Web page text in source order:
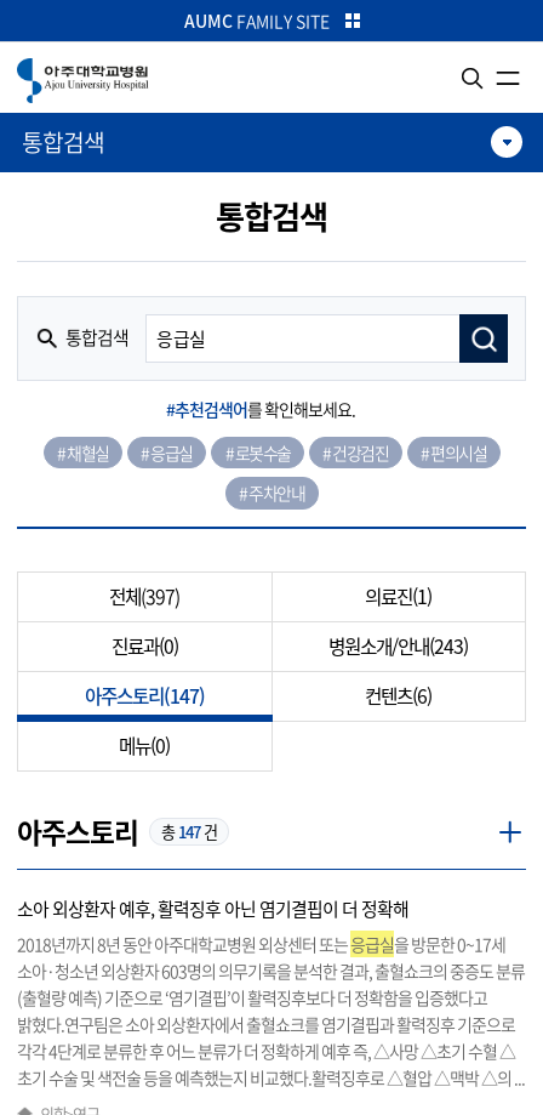
본문으로 가기
주메뉴로 가기
카피라이트로 가기
AUMCFAMILY SITE
통합검색
통합검색
통합검색
#추천검색어를 확인해보세요.
# 채혈실
# 응급실 # 로봇수술 # 건강검진
# 편의시설
# 주차안내
전체(397)
의료진(1)
진료과(0)
병원소개/안내(243)
아주스토리(147)
컨텐츠(6)
메뉴(0)
아주스토리 총147건
소아 외상환자 예후, 활력징후 아닌 염기결핍이 더 정확해
2018년까지 8년 동안 아주대학교병원 외상센터 또는응급실을 방문한 0~17세
소아·청소년 외상환자 603명의 의무기록을 분석한 결과, 출혈쇼크의 중증도 분류
(출혈량 예측) 기준으로 ‘염기결핍’이 활력징후보다 더 정확함을 입증했다고
밝혔다.연구팀은 소아 외상환자에서 출혈쇼크를 염기결핍과 활력징후 기준으로
각각 4단계로 분류한 후 어느 분류가 더 정확하게 예후 즉, △사망 △초기 수혈 △
초기 수술 및 색전술 등을 예측했는지 비교했다.활력징후로 △혈압 △맥박 △의 ...